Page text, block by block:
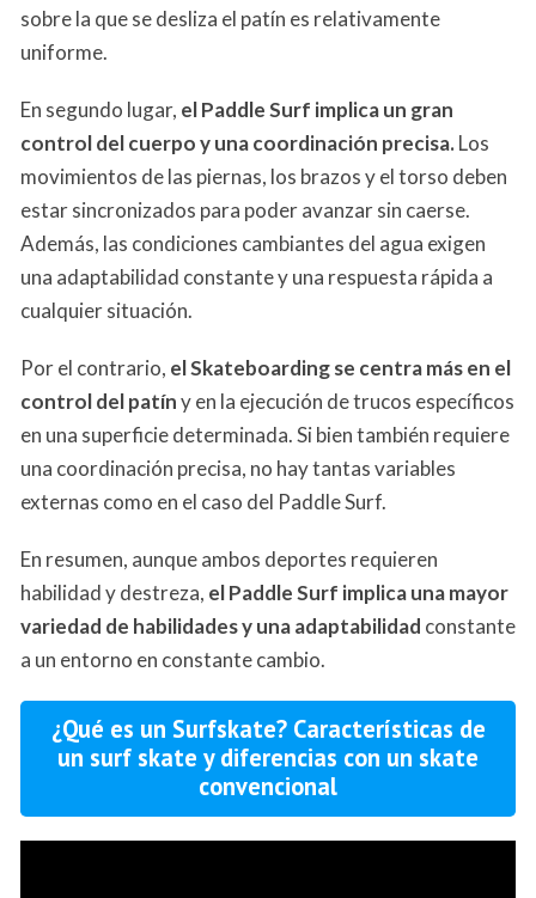
sobre la que se desliza el patín es relativamente
uniforme.
En segundo lugar, el Paddle Surf implica un gran
control del cuerpo y una coordinación precisa.Los
movimientos de las piernas, los brazos y el torso deben
estar sincronizados para poder avanzar sin caerse.
Además, las condiciones cambiantes del agua exigen
una adaptabilidad constante y una respuesta rápida a
cualquier situación.
Por el contrario, el Skateboarding se centra más en el
control del patíny en la ejecución de trucos específicos
en una superficie determinada. Si bien también requiere
una coordinación precisa, no hay tantas variables
externas como en el caso del Paddle Surf.
En resumen, aunque ambos deportes requieren
habilidad y destreza, el Paddle Surf implica una mayor
variedad de habilidades y una adaptabilidad constante
a un entorno en constante cambio.
¿Qué es un Surfskate? Características de
un surf skate y diferencias con un skate
convencional